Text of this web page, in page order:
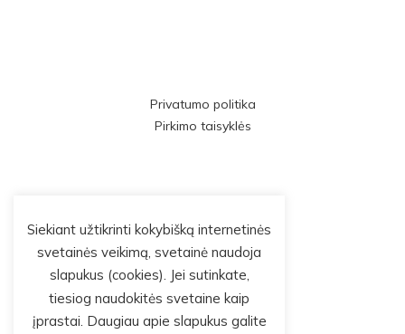
Privatumo politika
Pirkimo taisyklės
Siekiant užtikrinti kokybišką internetinės
svetainės veikimą, svetainė naudoja
slapukus (cookies). Jei sutinkate,
tiesiog naudokitės svetaine kaip
įprastai. Daugiau apie slapukus galite